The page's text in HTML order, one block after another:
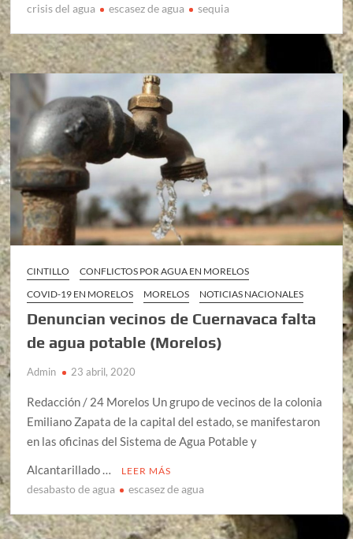
crisis del agua escasez de agua sequia
CINTILLO
CONFLICTOS POR AGUA EN MORELOS
COVID-19 EN MORELOS
MORELOS NOTICIAS NACIONALES
Denuncian vecinos de Cuernavaca falta
de agua potable (Morelos)
Admin 23 abril, 2020
Redacción / 24 Morelos Un grupo de vecinos de la colonia
Emiliano Zapata de la capital del estado, se manifestaron
en las oficinas del Sistema de Agua Potable y
Alcantarillado …
LEER MÁS
desabasto de agua escasez de agua